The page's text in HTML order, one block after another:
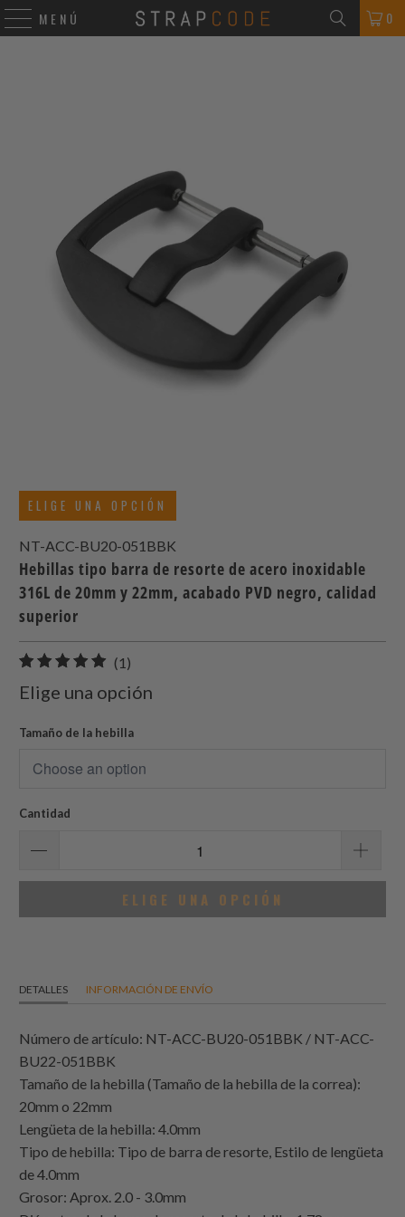
MENÚ 0
ELIGE UNA OPCIÓN
NT-ACC-BU20-051BBK
Hebillas tipo barra de resorte de acero inoxidable
316L de 20mm y 22mm, acabado PVD negro, calidad
superior
(1)
total
reseñas
Elige una opción
Tamaño de la hebilla
Cantidad
ELIGE UNA OPCIÓN
DETALLES INFORMACIÓN DE ENVÍO
Número de artículo: NT-ACC-BU20-051BBK / NT-ACC-
BU22-051BBK
Tamaño de la hebilla (Tamaño de la hebilla de la correa):
20mm o 22mm
Lengüeta de la hebilla: 4.0mm
Tipo de hebilla: Tipo de barra de resorte, Estilo de lengüeta
de 4.0mm
Grosor: Aprox. 2.0 - 3.0mm